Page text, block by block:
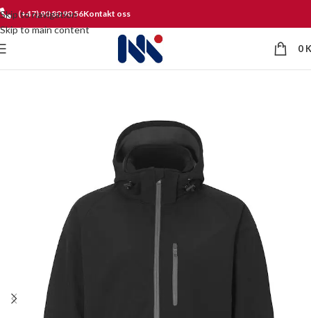
Skip to navigation
Skip to main content
(+47) 90 80 90 56Kontakt oss
0